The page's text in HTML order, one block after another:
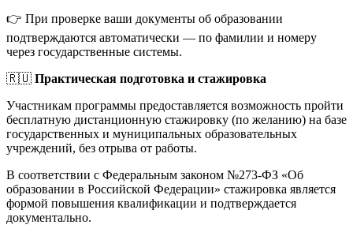
👉 При проверке ваши документы об образовании
подтверждаются автоматически — по фамилии и номеру
через государственные системы.
🇷🇺 Практическая подготовка и стажировка
Участникам программы предоставляется возможность пройти
бесплатную дистанционную стажировку (по желанию) на базе
государственных и муниципальных образовательных
учреждений, без отрыва от работы.
В соответствии с Федеральным законом №273-ФЗ «Об
образовании в Российской Федерации» стажировка является
формой повышения квалификации и подтверждается
документально.